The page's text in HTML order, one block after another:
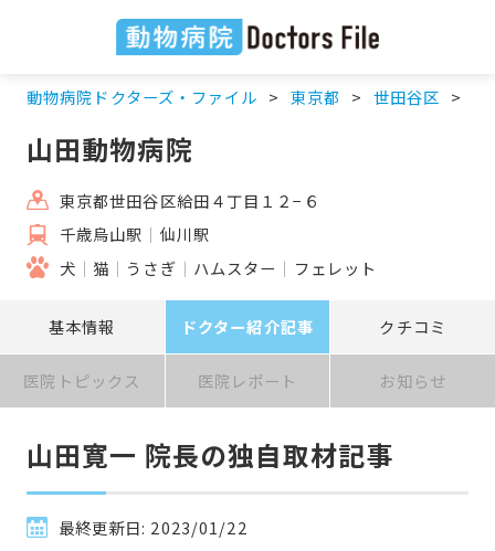
動物病院ドクターズ・ファイル 東京都 世田谷区
山田動物病院
東京都世田谷区給田４丁目１２−６
千歳烏山駅
仙川駅
犬
猫 うさぎ ハムスター フェレット
基本情報 ドクター紹介記事 クチコミ
医院トピックス 医院レポート お知らせ
山田寛一 院長の独自取材記事
最終更新日: 2023/01/22